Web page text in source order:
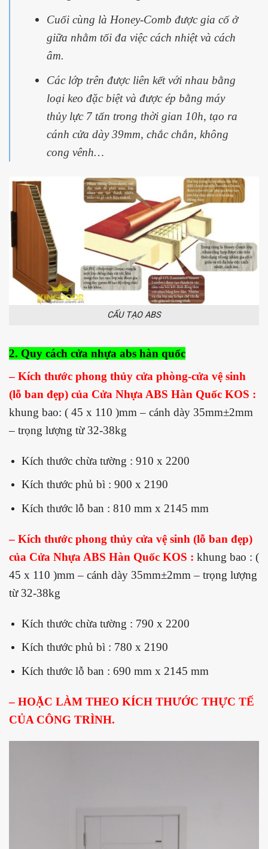
Cuối cùng là Honey-Comb được gia cố ở
giữa nhằm tối đa việc cách nhiệt và cách
âm.
Các lớp trên được liên kết với nhau bằng
loại keo đặc biệt và được ép bằng máy
thủy lực 7 tấn trong thời gian 10h, tạo ra
cánh cửa dày 39mm, chắc chắn, không
cong vênh…
CẤU TẠO ABS
2. Quy cách cửa nhựa abs hàn quốc
– Kích thước phong thủy cửa phòng-cửa vệ sinh
(lỗ ban đẹp) của Cửa Nhựa ABS Hàn Quốc KOS :
khung bao: ( 45 x 110 )mm – cánh dày 35mm±2mm
– trọng lượng từ 32-38kg
Kích thước chừa tường : 910 x 2200
Kích thước phủ bì : 900 x 2190
Kích thước lỗ ban : 810 mm x 2145 mm
– Kích thước phong thủy cửa vệ sinh (lỗ ban đẹp)
của Cửa Nhựa ABS Hàn Quốc KOS : khung bao : (
45 x 110 )mm – cánh dày 35mm±2mm – trọng lượng
từ 32-38kg
Kích thước chừa tường : 790 x 2200
Kích thước phủ bì : 780 x 2190
Kích thước lỗ ban : 690 mm x 2145 mm
– HOẶC LÀM THEO KÍCH THƯỚC THỰC TẾ
CỦA CÔNG TRÌNH.